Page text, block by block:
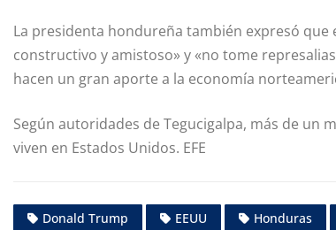
La presidenta hondureña también expresó
constructivo y amistoso» y «no tome
hacen un gran aporte a la economía
Según autoridades de Tegucigalpa, más de un
viven en Estados Unidos. EFE
Donald Trump EEUU Honduras